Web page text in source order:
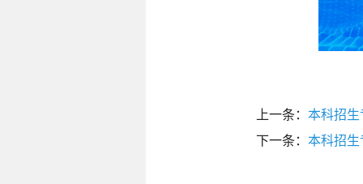
上一条：本科招
下一条：本科招